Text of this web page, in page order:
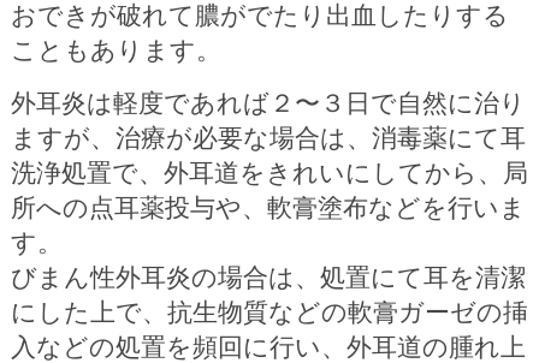
おできが破れて膿がでたり出血したりする
こともあります。
外耳炎は軽度であれば２〜３日で自然に治り
ますが、治療が必要な場合は、消毒薬にて耳
洗浄処置で、外耳道をきれいにしてから、局
所への点耳薬投与や、軟膏塗布などを行いま
す。
びまん性外耳炎の場合は、処置にて耳を清潔
にした上で、抗生物質などの軟膏ガーゼの挿
入などの処置を頻回に行い、外耳道の腫れ上